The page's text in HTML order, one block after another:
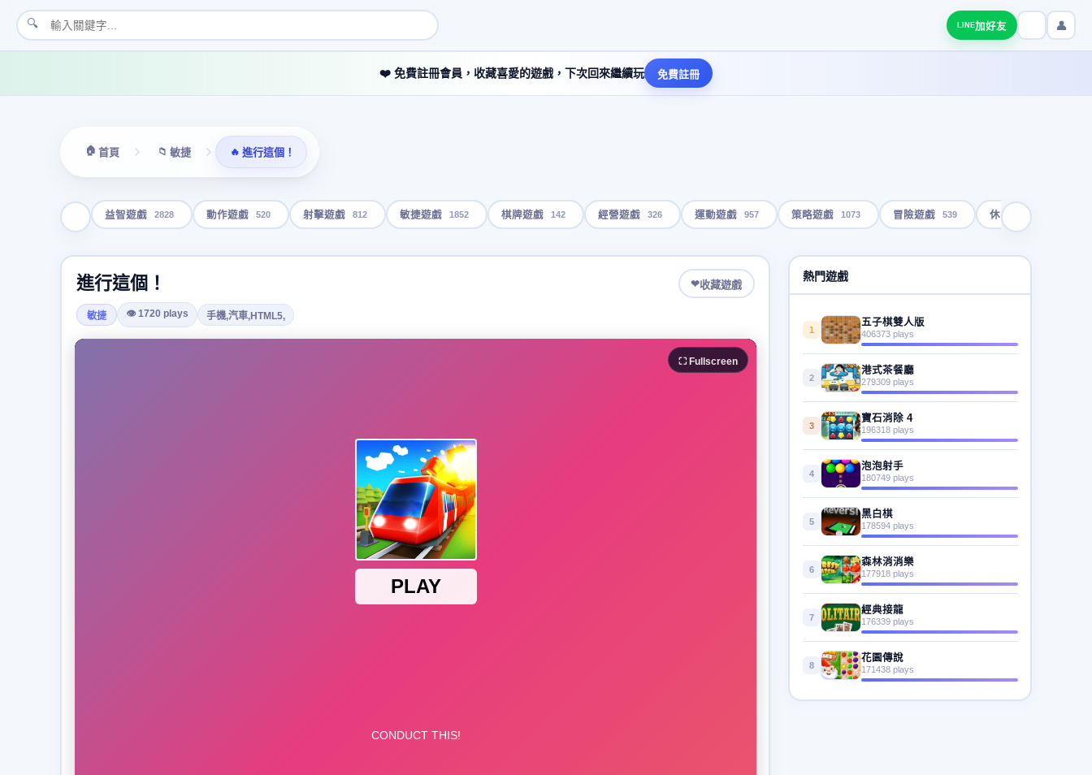
🔍 LINE加好友 👤
❤️ 免費註冊會員，收藏喜愛的遊戲，下次回來繼續玩 免費註冊
🏠 首頁 📁 敏捷 🔥 進行這個！
益智遊戲 2828 動作遊戲 520 射擊遊戲 812 敏捷遊戲 1852 棋牌遊戲 142 經營遊戲 326 運動遊戲 957 策略遊戲 1073 冒險遊戲 539 休閒遊戲
進行這個！ ❤收藏遊戲
敏捷 👁 1720 plays 手機,汽車,HTML5,
⛶ Fullscreen
熱門遊戲
1
五子棋雙人版
406373 plays
2
港式茶餐廳
279309 plays
3
寶石消除 4
196318 plays
4
泡泡射手
180749 plays
5
黑白棋
178594 plays
6
森林消消樂
177918 plays
7
經典接龍
176339 plays
8
花園傳說
171438 plays